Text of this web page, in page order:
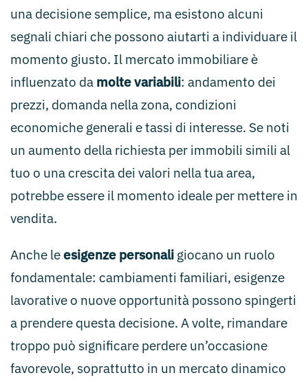
una decisione semplice, ma esistono alcuni
segnali chiari che possono aiutarti a individuare il
momento giusto. Il mercato immobiliare è
influenzato da molte variabili: andamento dei
prezzi, domanda nella zona, condizioni
economiche generali e tassi di interesse. Se noti
un aumento della richiesta per immobili simili al
tuo o una crescita dei valori nella tua area,
potrebbe essere il momento ideale per mettere in
vendita.
Anche leesigenze personali giocano un ruolo
fondamentale: cambiamenti familiari, esigenze
lavorative o nuove opportunità possono spingerti
a prendere questa decisione. A volte, rimandare
troppo può significare perdere un’occasione
favorevole, soprattutto in un mercato dinamico